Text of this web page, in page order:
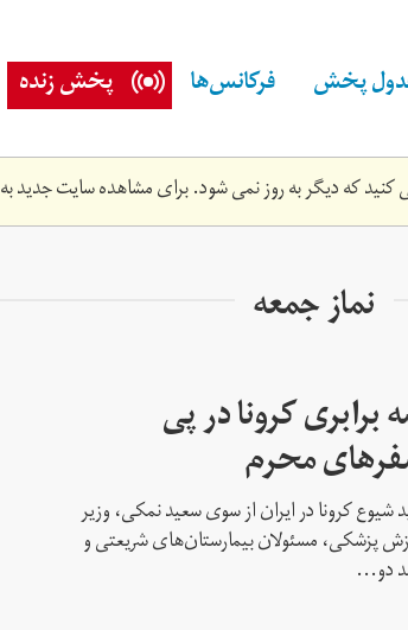
پخش فرکانس‌ها پخش زنده
که دیگر به روز نمی شود. برای مشاهده سایت جدید به
نماز جمعه
برابری کرونا در پی
محرم
شیوع کرونا در ایران از سوی سعید نمکی،‌ وزیر
پزشکی، مسئولان بیمارستان‌های شریعتی و
دو...